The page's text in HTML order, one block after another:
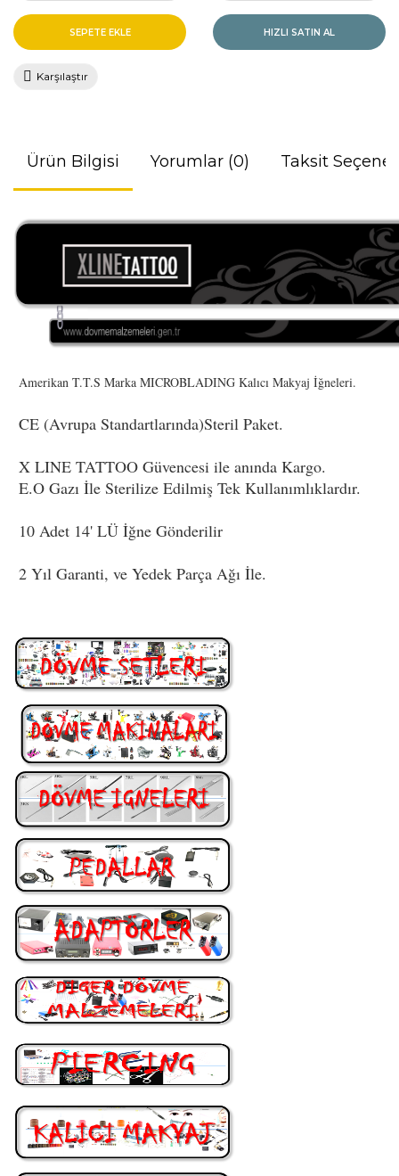
SEPETE EKLE HIZLI SATIN AL
Karşılaştır
Ürün Bilgisi Yorumlar (0) Taksit
Amerikan T.T.S Marka MICROBLADING Kalıcı Makyaj İğneleri.
CE (Avrupa Standartlarında)Steril Paket.
X LINE TATTOO Güvencesi ile anında Kargo.
E.O Gazı İle Sterilize Edilmiş Tek Kullanımlıklardır.
10 Adet 14' LÜ İğne Gönderilir
2 Yıl Garanti, ve Yedek Parça Ağı İle.